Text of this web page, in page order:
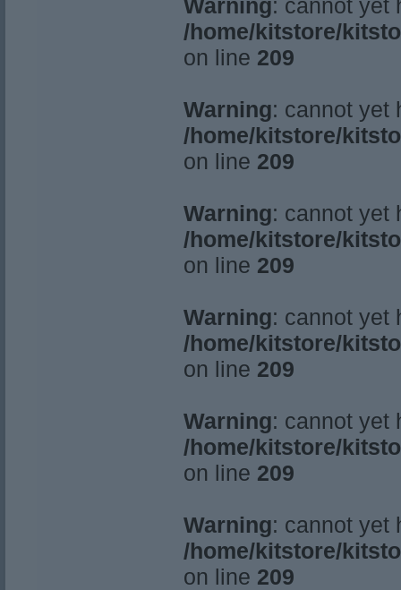
Warning: cannot yet
/home/kitstore/
on line 209
Warning: cannot yet
/home/kitstore/
on line 209
Warning: cannot yet
/home/kitstore/
on line 209
Warning: cannot yet
/home/kitstore/
on line 209
Warning: cannot yet
/home/kitstore/
on line 209
Warning: cannot yet
/home/kitstore/
on line 209